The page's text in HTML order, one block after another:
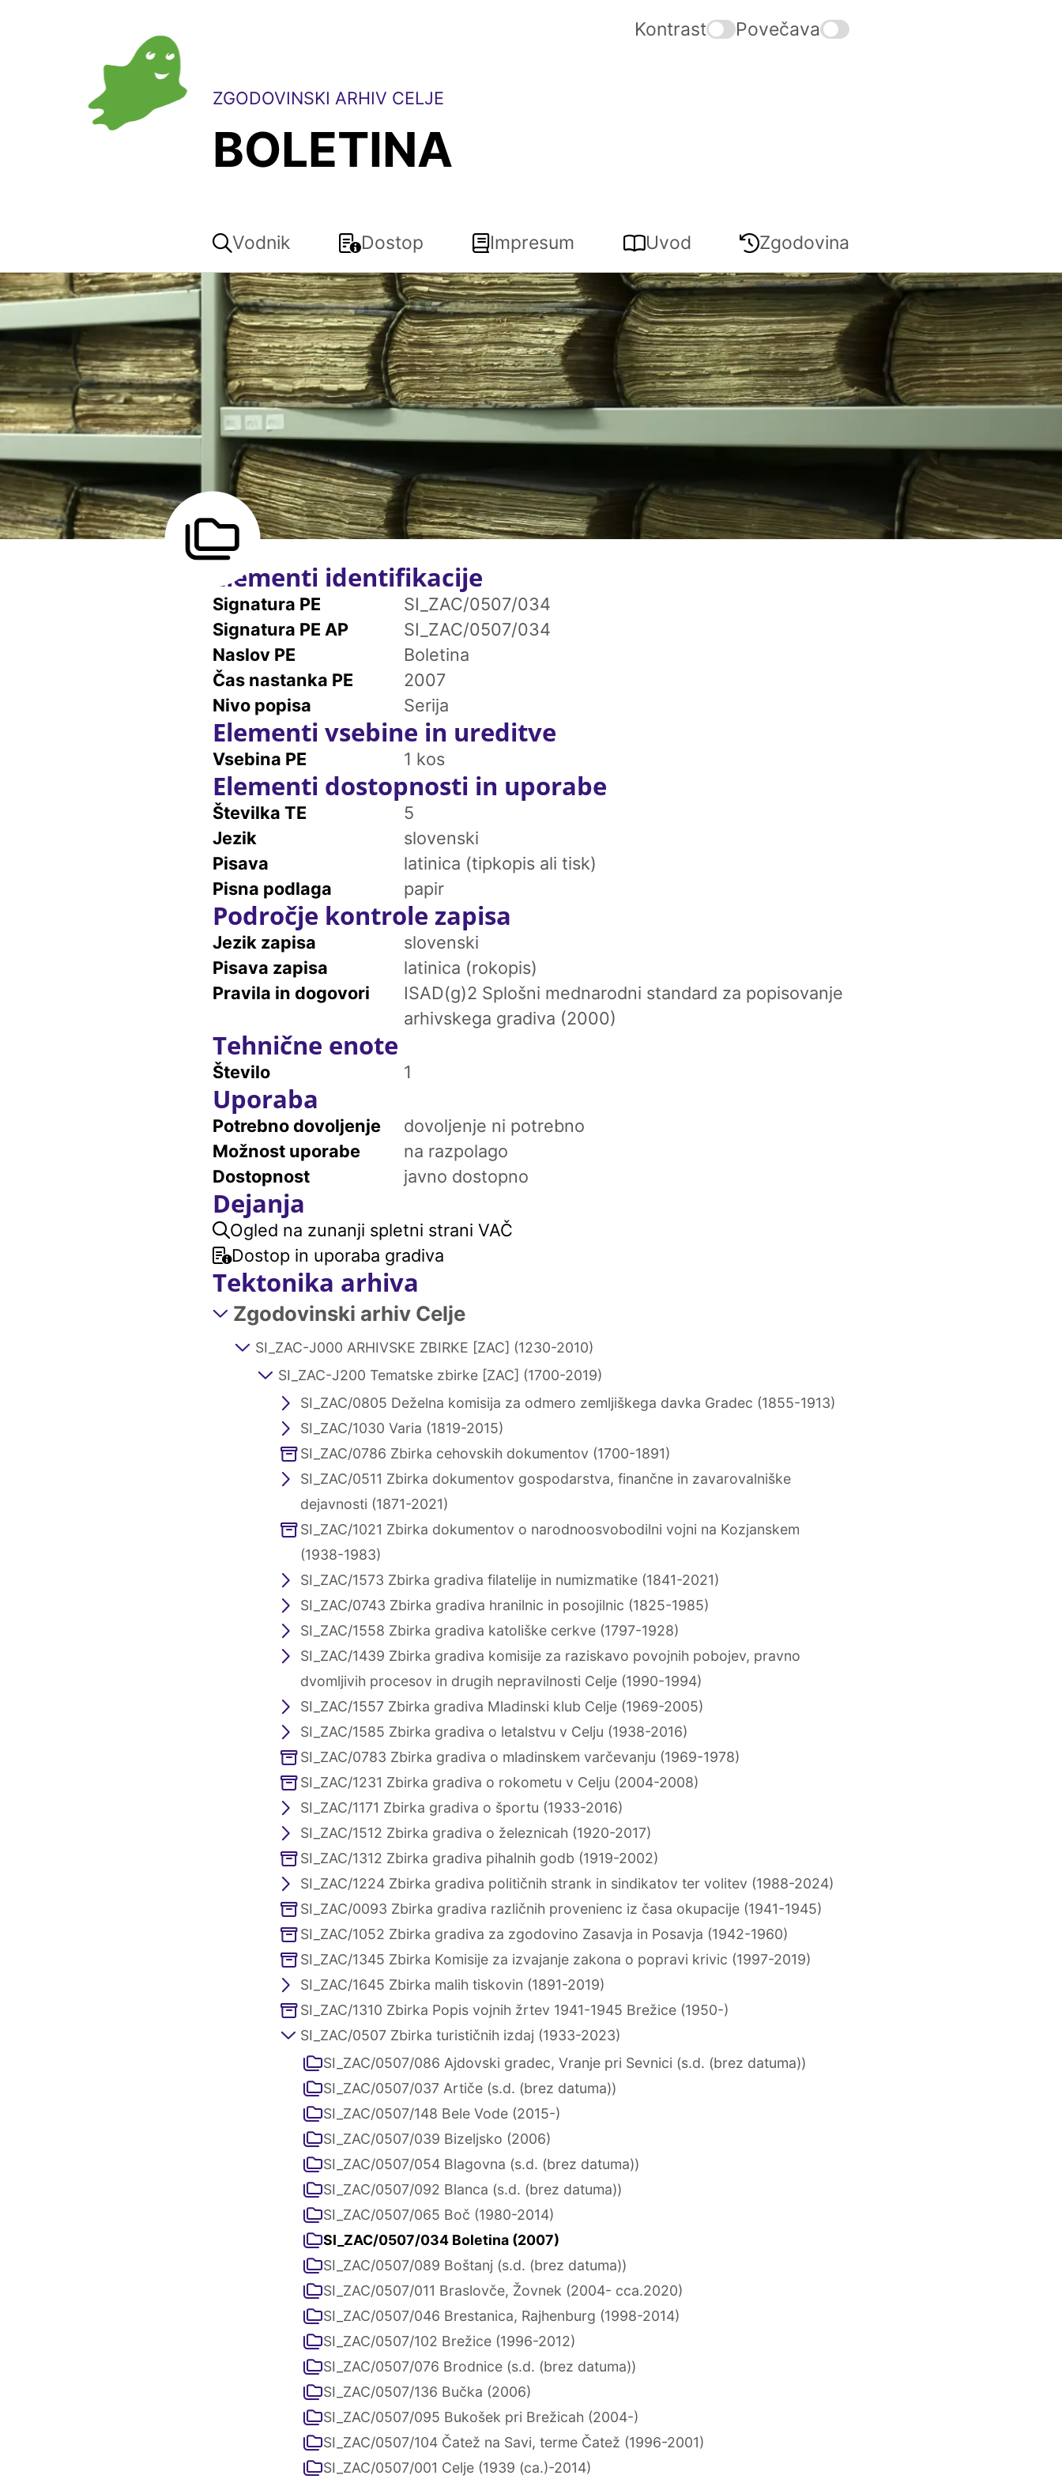
Kontrast Povečava
ZGODOVINSKI ARHIV CELJE
BOLETINA
Vodnik Dostop Impresum Uvod Zgodovina
Elementi identifikacije
Signatura PE
SI_ZAC/0507/034
Signatura PE AP
SI_ZAC/0507/034
Naslov PE
Boletina
Čas nastanka PE
2007
Nivo popisa
Serija
Elementi vsebine in ureditve
Vsebina PE 1 kos
Elementi dostopnosti in uporabe
Številka TE
5
Jezik
slovenski
Pisava
latinica (tipkopis ali tisk)
Pisna podlaga
papir
Področje kontrole zapisa
Jezik zapisa
slovenski
Pisava zapisa
latinica (rokopis)
Pravila in dogovori
ISAD(g)2 Splošni mednarodni standard za popisovanje
arhivskega gradiva (2000)
Tehnične enote
Število 1
Uporaba
Potrebno dovoljenje
dovoljenje ni potrebno
Možnost uporabe
na razpolago
Dostopnost
javno dostopno
Dejanja
Ogled na zunanji spletni strani VAČ
Dostop in uporaba gradiva
Tektonika arhiva
Zgodovinski arhiv Celje
SI_ZAC-J000 ARHIVSKE ZBIRKE [ZAC] (1230-2010)
SI_ZAC-J200 Tematske zbirke [ZAC] (1700-2019)
SI_ZAC/0805 Deželna komisija za odmero zemljiškega davka Gradec (1855-1913)
SI_ZAC/1030 Varia (1819-2015)
SI_ZAC/0786 Zbirka cehovskih dokumentov (1700-1891)
SI_ZAC/0511 Zbirka dokumentov gospodarstva, finančne in zavarovalniške
dejavnosti (1871-2021)
SI_ZAC/1021 Zbirka dokumentov o narodnoosvobodilni vojni na Kozjanskem
(1938-1983)
SI_ZAC/1573 Zbirka gradiva filatelije in numizmatike (1841-2021)
SI_ZAC/0743 Zbirka gradiva hranilnic in posojilnic (1825-1985)
SI_ZAC/1558 Zbirka gradiva katoliške cerkve (1797-1928)
SI_ZAC/1439 Zbirka gradiva komisije za raziskavo povojnih pobojev, pravno
dvomljivih procesov in drugih nepravilnosti Celje (1990-1994)
SI_ZAC/1557 Zbirka gradiva Mladinski klub Celje (1969-2005)
SI_ZAC/1585 Zbirka gradiva o letalstvu v Celju (1938-2016)
SI_ZAC/0783 Zbirka gradiva o mladinskem varčevanju (1969-1978)
SI_ZAC/1231 Zbirka gradiva o rokometu v Celju (2004-2008)
SI_ZAC/1171 Zbirka gradiva o športu (1933-2016)
SI_ZAC/1512 Zbirka gradiva o železnicah (1920-2017)
SI_ZAC/1312 Zbirka gradiva pihalnih godb (1919-2002)
SI_ZAC/1224 Zbirka gradiva političnih strank in sindikatov ter volitev (1988-2024)
SI_ZAC/0093 Zbirka gradiva različnih provenienc iz časa okupacije (1941-1945)
SI_ZAC/1052 Zbirka gradiva za zgodovino Zasavja in Posavja (1942-1960)
SI_ZAC/1345 Zbirka Komisije za izvajanje zakona o popravi krivic (1997-2019)
SI_ZAC/1645 Zbirka malih tiskovin (1891-2019)
SI_ZAC/1310 Zbirka Popis vojnih žrtev 1941-1945 Brežice (1950-)
SI_ZAC/0507 Zbirka turističnih izdaj (1933-2023)
SI_ZAC/0507/086 Ajdovski gradec, Vranje pri Sevnici (s.d. (brez datuma))
SI_ZAC/0507/037 Artiče (s.d. (brez datuma))
SI_ZAC/0507/148 Bele Vode (2015-)
SI_ZAC/0507/039 Bizeljsko (2006)
SI_ZAC/0507/054 Blagovna (s.d. (brez datuma))
SI_ZAC/0507/092 Blanca (s.d. (brez datuma))
SI_ZAC/0507/065 Boč (1980-2014)
SI_ZAC/0507/034 Boletina (2007)
SI_ZAC/0507/089 Boštanj (s.d. (brez datuma))
SI_ZAC/0507/011 Braslovče, Žovnek (2004- cca.2020)
SI_ZAC/0507/046 Brestanica, Rajhenburg (1998-2014)
SI_ZAC/0507/102 Brežice (1996-2012)
SI_ZAC/0507/076 Brodnice (s.d. (brez datuma))
SI_ZAC/0507/136 Bučka (2006)
SI_ZAC/0507/095 Bukošek pri Brežicah (2004-)
SI_ZAC/0507/104 Čatež na Savi, terme Čatež (1996-2001)
SI_ZAC/0507/001 Celje (1939 (ca.)-2014)